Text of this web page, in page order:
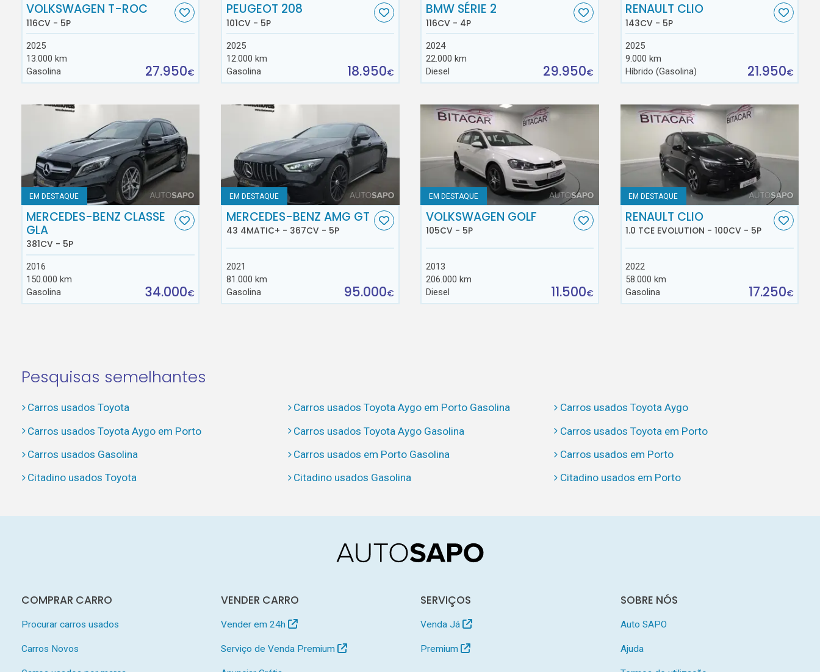
VOLKSWAGEN T-ROC
116CV - 5P
2025
13.000 km
Gasolina
27.950€
PEUGEOT 208
101CV - 5P
2025
12.000 km
Gasolina
18.950€
BMW SÉRIE 2
116CV - 4P
2024
22.000 km
Diesel
29.950€
RENAULT CLIO
143CV - 5P
2025
9.000 km
Híbrido (Gasolina)
21.950€
EM DESTAQUE
MERCEDES-BENZ CLASSE
GLA
381CV - 5P
2016
150.000 km
Gasolina
34.000€
EM DESTAQUE
MERCEDES-BENZ AMG GT
43 4MATIC+ - 367CV - 5P
2021
81.000 km
Gasolina
95.000€
EM DESTAQUE
VOLKSWAGEN GOLF
105CV - 5P
2013
206.000 km
Diesel
11.500€
EM DESTAQUE
RENAULT CLIO
1.0 TCE EVOLUTION - 100CV - 5P
2022
58.000 km
Gasolina
17.250€
Pesquisas semelhantes
Carros usados Toyota Carros usados Toyota Aygo em Porto Gasolina
Carros usados Toyota Aygo
Carros usados Toyota Aygo em Porto
Carros usados Toyota Aygo Gasolina
Carros usados Toyota em Porto
Carros usados Gasolina
Carros usados em Porto Gasolina
Carros usados em Porto
Citadino usados Toyota
Citadino usados Gasolina Citadino usados em Porto
COMPRAR CARRO
Procurar carros usados
Carros Novos
VENDER CARRO
Vender em 24h
Serviço de Venda Premium
SERVIÇOS
Venda Já
Premium
SOBRE NÓS
Auto SAPO
Ajuda